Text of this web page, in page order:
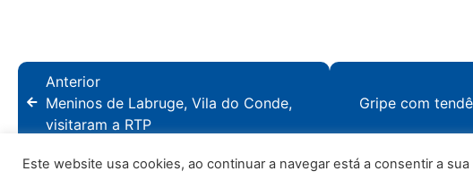
Anterior
Meninos de Labruge, Vila do Conde,
visitaram a RTP
Gripe com
Este website usa cookies, ao continuar a navegar está a consentir a